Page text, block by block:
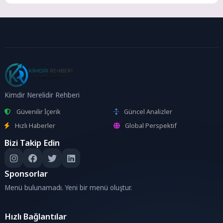
Kimdir Nerelidir Rehberi
Güvenilir İçerik
Güncel Analizler
Hızlı Haberler
Global Perspektif
Bizi Takip Edin
Sponsorlar
Menü bulunamadı. Yeni bir menü oluştur.
Hızlı Bağlantılar